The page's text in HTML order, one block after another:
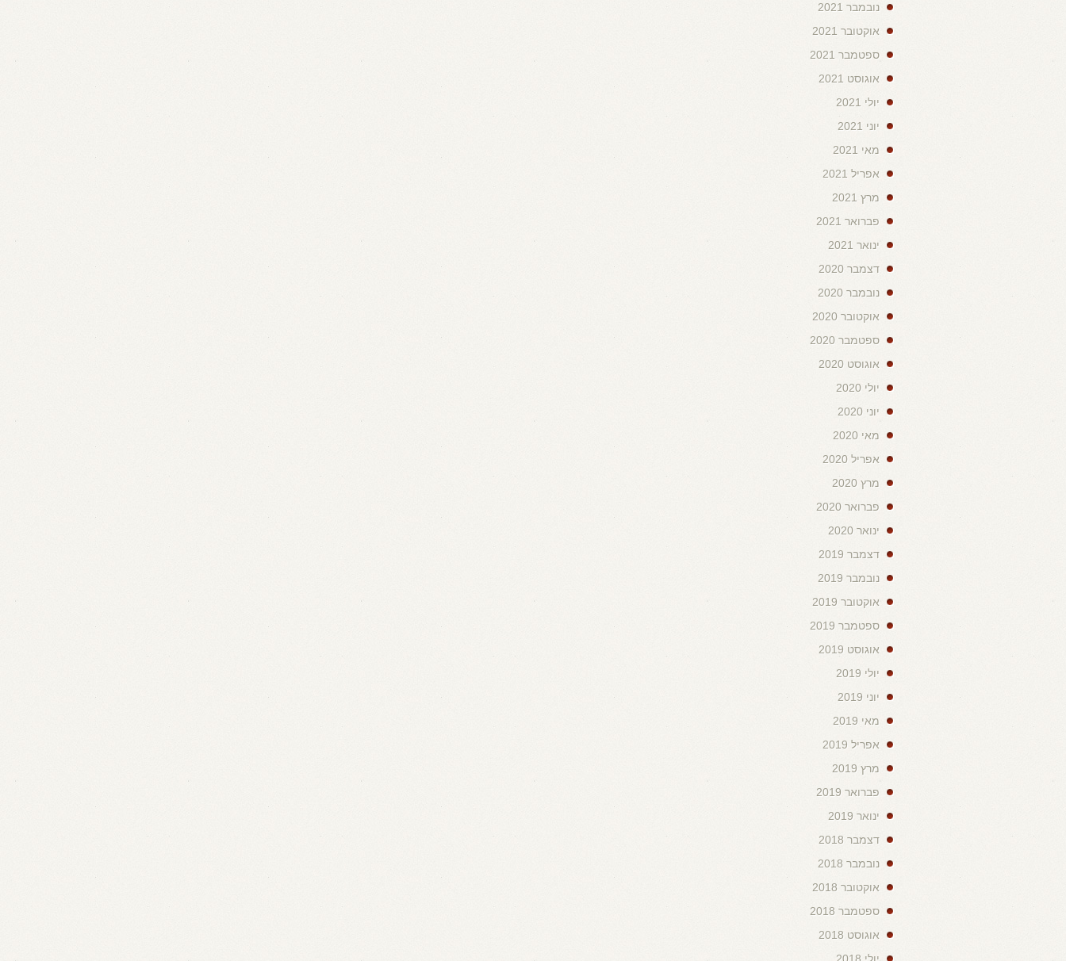
נובמבר 2021
אוקטובר 2021
ספטמבר 2021
אוגוסט 2021
יולי 2021
יוני 2021
מאי 2021
אפריל 2021
מרץ 2021
פברואר 2021
ינואר 2021
דצמבר 2020
נובמבר 2020
אוקטובר 2020
ספטמבר 2020
אוגוסט 2020
יולי 2020
יוני 2020
מאי 2020
אפריל 2020
מרץ 2020
פברואר 2020
ינואר 2020
דצמבר 2019
נובמבר 2019
אוקטובר 2019
ספטמבר 2019
אוגוסט 2019
יולי 2019
יוני 2019
מאי 2019
אפריל 2019
מרץ 2019
פברואר 2019
ינואר 2019
דצמבר 2018
נובמבר 2018
אוקטובר 2018
ספטמבר 2018
אוגוסט 2018